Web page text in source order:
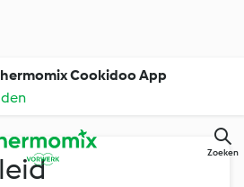
Cookidoo App
Zoeken